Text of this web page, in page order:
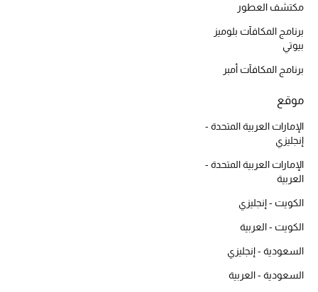
مكتشف العطور
برنامج المكافآت بلوميز
بيوتي
برنامج المكافآت أمبر
موقع
الإمارات العربية المتحدة -
إنجليزي
الإمارات العربية المتحدة -
العربية
الكويت - إنجليزي
الكويت - العربية
السعودية - إنجليزي
السعودية - العربية